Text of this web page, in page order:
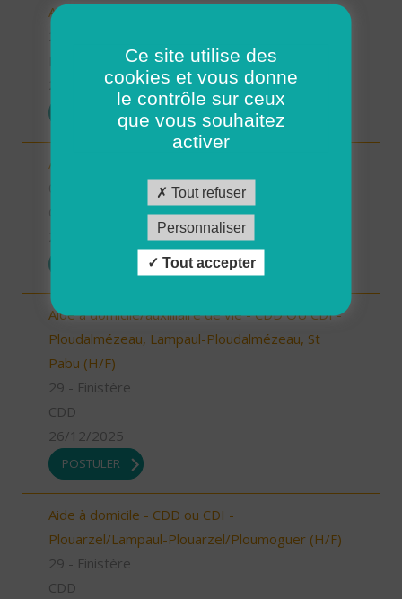
Aide à domicile - CDD ou CDI - St Renan (H/F)
Possibilité de CDI ou CDD
26/12/2025
Aide à domicile secteur de Pays d'Yvois (H/F)
Aide à domicile/auxilliaire de vie - CDD OU CDI -
Ploudalmézeau, Lampaul-Ploudalmézeau, St
Pabu (H/F)
29 - Finistère
CDD
26/12/2025
POSTULER
Aide à domicile - CDD ou CDI -
Plouarzel/Lampaul-Plouarzel/Ploumoguer (H/F)
29 - Finistère
CDD
Ce site utilise des
cookies et vous donne
le contrôle sur ceux
que vous souhaitez
activer
Tout refuser
Personnaliser
Tout accepter